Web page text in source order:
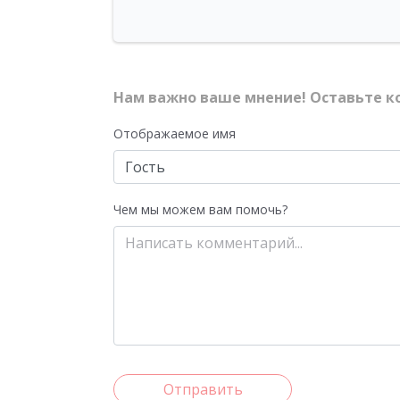
Нам важно ваше мнение! Оставьте
Отображаемое имя
Чем мы можем вам помочь?
Отправить